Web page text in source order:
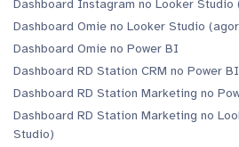
Dashboard Instagram no Looker
Dashboard Omie no Looker Studio
Dashboard Omie no Power BI
Dashboard RD Station CRM no Power BI
Dashboard RD Station Marketing no
Dashboard RD Station Marketing no
Studio)